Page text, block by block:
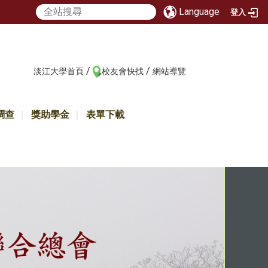
Language 登入
淡江大學首頁 / 校友會快找 / 網站導覽
查 獎助學金 表單下載